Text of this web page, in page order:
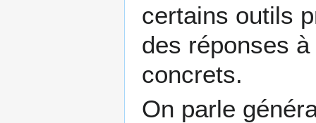
certains outils
des réponses
concrets.
On parle